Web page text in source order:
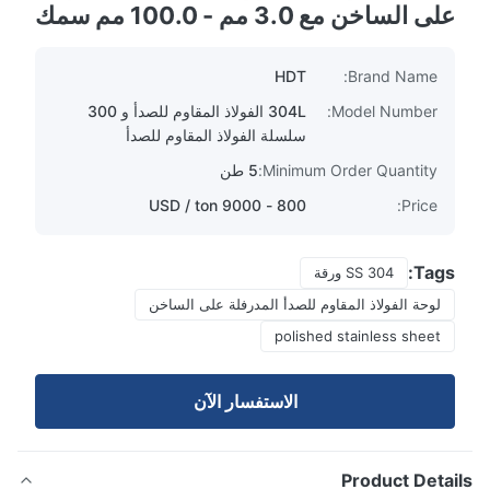
على الساخن مع 3.0 مم - 100.0 مم سمك
Brand Name:
Model Number:
304L الفولاذ المقاوم للصدأ و 300
سلسلة الفولاذ المقاوم للصدأ
Minimum Order Quantity: 5 طن
Price:
Tags:
SS 304 ورقة
لوحة الفولاذ المقاوم للصدأ المدرفلة على الساخن
polished stainless sheet
الاستفسار الآن
Product